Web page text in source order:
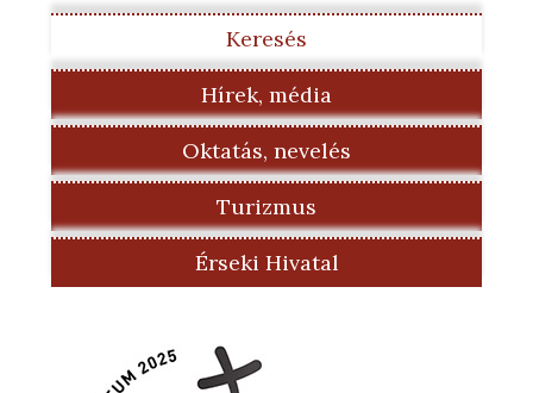
Keresés
Hírek, média
Oktatás, nevelés
Turizmus
Érseki Hivatal